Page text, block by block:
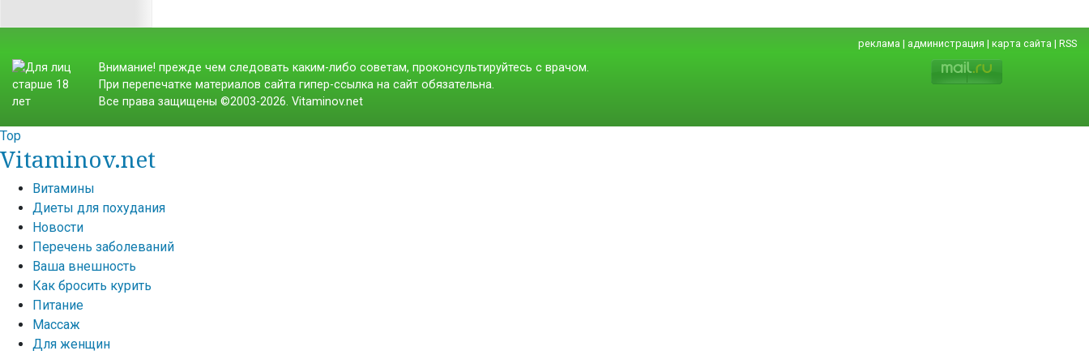
реклама | администрация | карта сайта | RSS
Внимание! прежде чем следовать каким-либо советам, проконсультируйтесь с врачом.
При перепечатке материалов сайта гипер-ссылка на сайт обязательна.
Все права защищены ©2003-2026. Vitaminov.net
Top
Vitaminov.net
Витамины
Диеты для похудания
Новости
Перечень заболеваний
Ваша внешность
Как бросить курить
Питание
Массаж
Для женщин